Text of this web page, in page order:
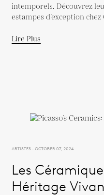
intemporels. Découvrez
estampes d’exception
Lire Plus
ARTISTES - OCTOBER 07, 2024
Les
Héritage